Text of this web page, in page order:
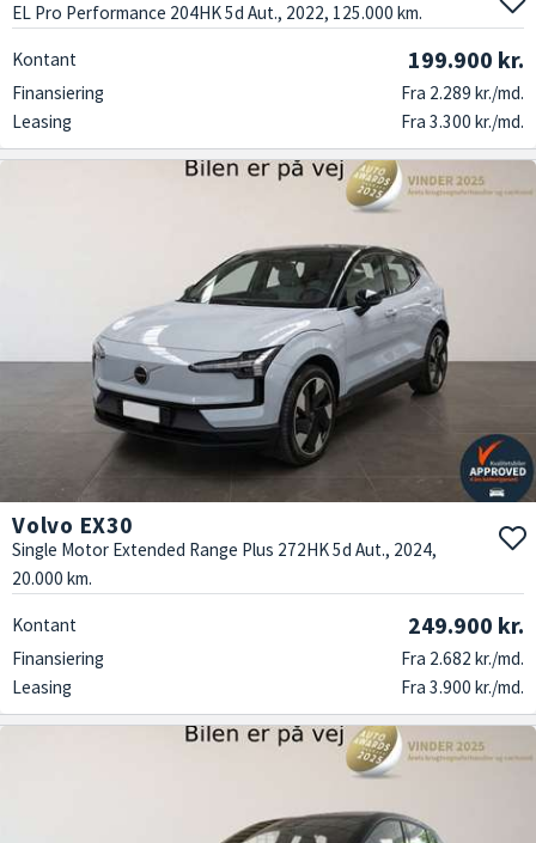
EL Pro Performance 204HK 5d Aut., 2022, 125.000 km.
Kontant 199.900 kr.
Finansiering
Fra 2.289 kr./md.
Leasing
Fra 3.300 kr./md.
Volvo EX30
Single Motor Extended Range Plus 272HK 5d Aut., 2024,
20.000 km.
Kontant 249.900 kr.
Finansiering
Fra 2.682 kr./md.
Leasing
Fra 3.900 kr./md.